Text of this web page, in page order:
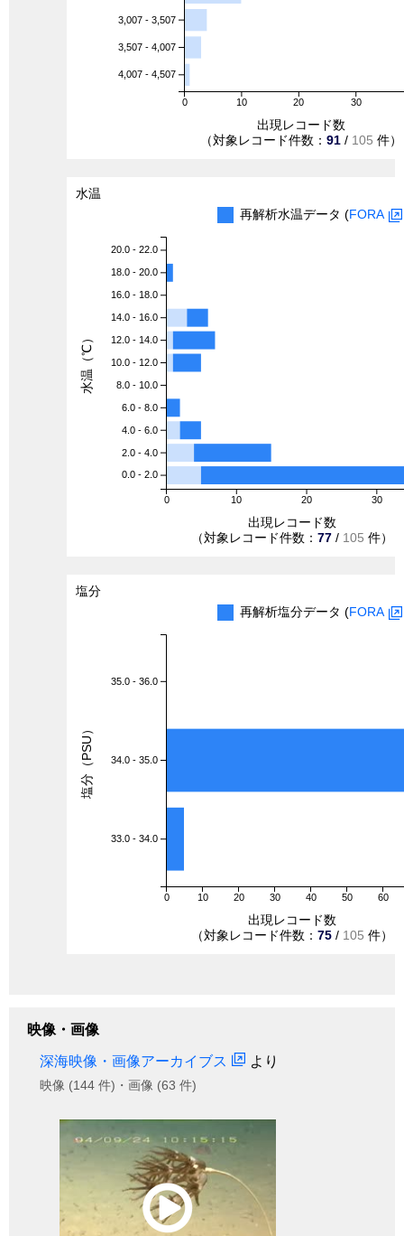
0 10 20 30
3,007 - 3,507
3,507 - 4,007
4,007 - 4,507
出現レコード数
（対象レコード件数： 91 / 105 件）
水温
再解析水温データ (FORA
0 10 20 30
20.0 - 22.0
18.0 - 20.0
16.0 - 18.0
14.0 - 16.0
12.0 - 14.0
10.0 - 12.0
8.0 - 10.0
6.0 - 8.0
4.0 - 6.0
2.0 - 4.0
0.0 - 2.0
出現レコード数
（対象レコード件数： 77 / 105 件）
水温（℃）
塩分
再解析塩分データ (FORA
0 10 20 30 40 50 60
35.0 - 36.0
34.0 - 35.0
33.0 - 34.0
出現レコード数
（対象レコード件数： 75 / 105 件）
塩分（PSU）
映像・画像
深海映像・画像アーカイブス より
映像 (144 件)・画像 (63 件)